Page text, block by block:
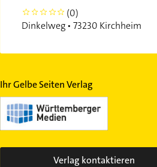
0
(0)
Dinkelweg • 73230 Kirchheim
Ihr Gelbe Seiten Verlag
Verlag kontaktieren